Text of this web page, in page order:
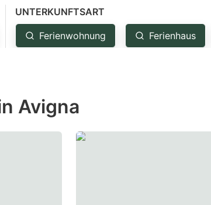
UNTERKUNFTSART
Ferienwohnung Ferienhaus
Avigna